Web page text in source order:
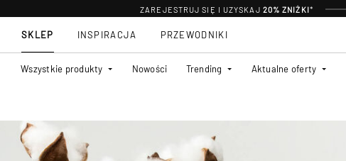
ZAREJESTRUJ SIĘ I UZYSKAJ 20% ZNIŻKI*
SKLEP
Wszystkie produkty Nowości Trending Aktualne oferty
INSPIRACJA PRZEWODNIKI